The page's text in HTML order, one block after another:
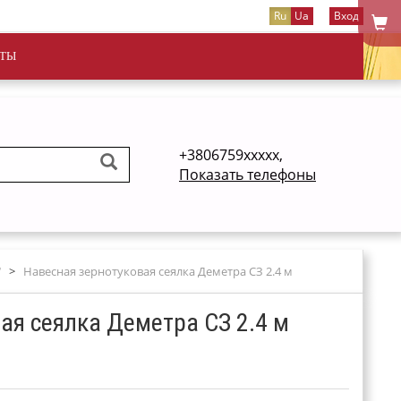
Ru Ua Вход
+3806759xxxxx,
Показать телефоны
> Навесная зернотуковая сеялка Деметра СЗ 2.4 м
сеялка Деметра СЗ 2.4 м